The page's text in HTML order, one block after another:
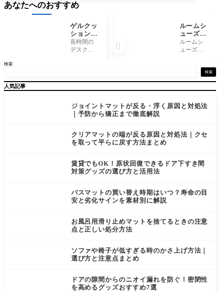
検索
検索
人気記事
ジョイントマットが反る・浮く原因と対処法
｜予防から矯正まで徹底解説
クリアマットの端が反る原因と対処法｜クセ
を取って平らに戻す方法まとめ
賃貸でもOK！原状回復できるドア下すき間
対策グッズの選び方と活用法
バスマットの買い替え時期はいつ？寿命の目
安と劣化サインを素材別に解説
お風呂用滑り止めマットを捨てるときの注意
点と正しい処分方法
ソファや椅子が低すぎる時のかさ上げ方法｜
選び方と注意点まとめ
ドアの隙間からのニオイ漏れを防ぐ！密閉性
を高めるグッズおすすめ7選
あなたへのおすすめ
ゲルクッ
ションを
選ぶ前に
知ってお
長時間の
デスクワ
ているだ
けで腰や
くなった
経験はあ
な悩みを
解決する
ルームシ
ューズの
寿命はど
れくら
インと長
持ちさせ
るコツ
ルームシ
ューズは
そ、「い
つ買い替
い？」
ちです。
き
